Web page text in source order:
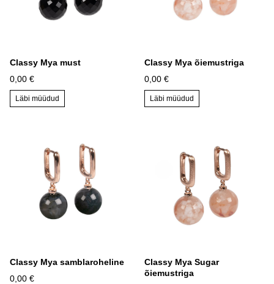
Classy Mya must
0,00 €
Läbi müüdud
Classy Mya õiemustriga
0,00 €
Läbi müüdud
Classy Mya samblaroheline
0,00 €
Classy Mya Sugar
õiemustriga